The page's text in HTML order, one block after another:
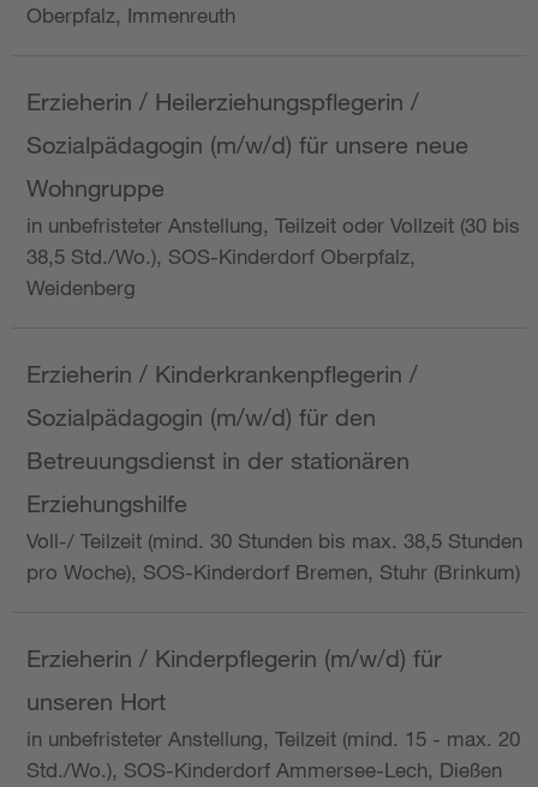
Oberpfalz, Immenreuth
Erzieherin / Heilerziehungspflegerin /
Sozialpädagogin (m/w/d) für unsere neue
Wohngruppe
in unbefristeter Anstellung, Teilzeit oder Vollzeit (30 bis
38,5 Std./Wo.), SOS-Kinderdorf Oberpfalz,
Weidenberg
Erzieherin / Kinderkrankenpflegerin /
Sozialpädagogin (m/w/d) für den
Betreuungsdienst in der stationären
Erziehungshilfe
Voll-/ Teilzeit (mind. 30 Stunden bis max. 38,5 Stunden
pro Woche), SOS-Kinderdorf Bremen, Stuhr (Brinkum)
Erzieherin / Kinderpflegerin (m/w/d) für
unseren Hort
in unbefristeter Anstellung, Teilzeit (mind. 15 - max. 20
Std./Wo.), SOS-Kinderdorf Ammersee-Lech, Dießen